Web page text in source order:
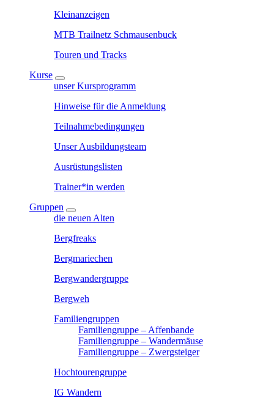
Kleinanzeigen
MTB Trailnetz Schmausenbuck
Touren und Tracks
Kurse
unser Kursprogramm
Hinweise für die Anmeldung
Teilnahmebedingungen
Unser Ausbildungsteam
Ausrüstungslisten
Trainer*in werden
Gruppen
die neuen Alten
Bergfreaks
Bergmariechen
Bergwandergruppe
Bergweh
Familiengruppen
Familiengruppe – Affenbande
Familiengruppe – Wandermäuse
Familiengruppe – Zwergsteiger
Hochtourengruppe
IG Wandern